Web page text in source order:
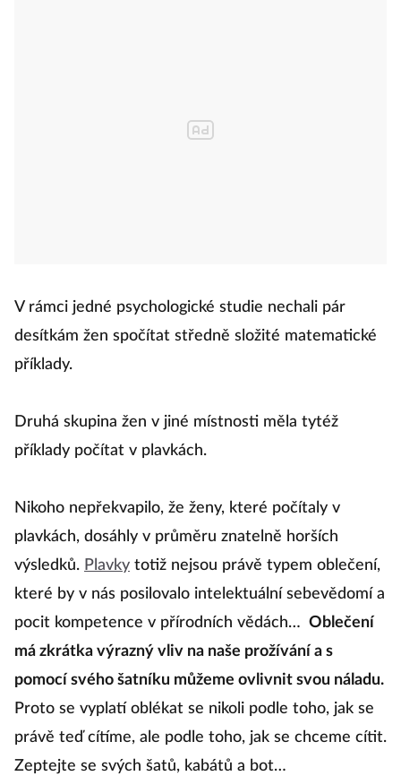
V rámci jedné psychologické studie nechali pár
desítkám žen spočítat středně složité matematické
příklady.
Druhá skupina žen v jiné místnosti měla tytéž
příklady počítat v plavkách.
Nikoho nepřekvapilo, že ženy, které počítaly v
plavkách, dosáhly v průměru znatelně horších
výsledků. Plavky totiž nejsou právě typem oblečení,
které by v nás posilovalo intelektuální sebevědomí a
pocit kompetence v přírodních vědách… Oblečení
má zkrátka výrazný vliv na naše prožívání a s
pomocí svého šatníku můžeme ovlivnit svou náladu.
Proto se vyplatí oblékat se nikoli podle toho, jak se
právě teď cítíme, ale podle toho, jak se chceme cítit.
Zeptejte se svých šatů, kabátů a bot…